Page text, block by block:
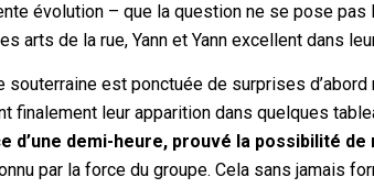
évolution – que la question ne se pose pas
arts de la rue, Yann et Yann excellent dans
est ponctuée de surprises d’abord
finalement leur apparition dans quelques
d’une demi-heure, prouvé la possibilité
par la force du groupe. Cela sans jamais